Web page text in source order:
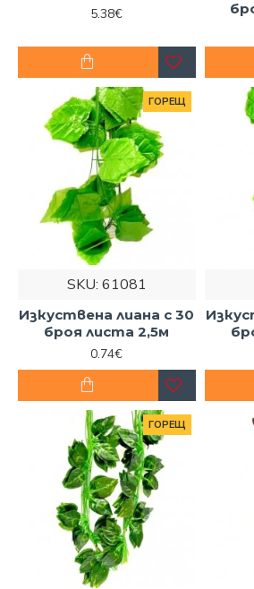
5.38€
ГОРЕЩ
SKU: 61081
Изкуствена лиана с 30
броя листа 2,5м
0.74€
ГОРЕЩ